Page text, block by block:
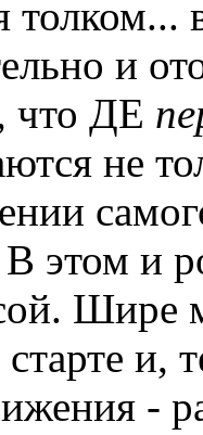
толком...
и
что ДЕ
не
этом и
Шире
и,
-